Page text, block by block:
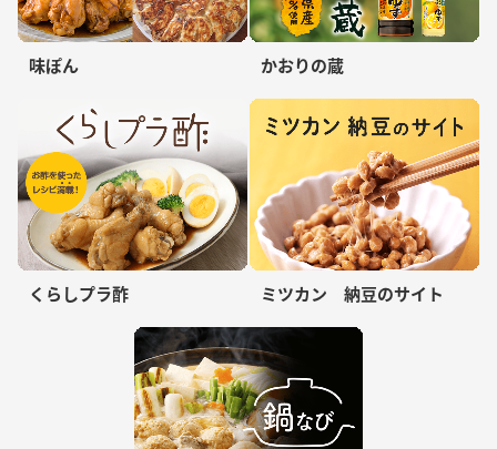
味ぽん かおりの蔵
くらしプラ酢 ミツカン 納豆のサイト